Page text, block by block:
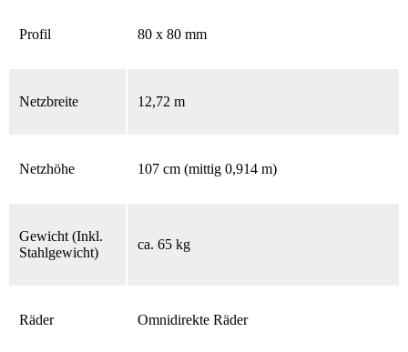
Profil 80 x 80 mm
Netzbreite 12,72 m
Netzhöhe 107 cm (mittig 0,914 m)
Gewicht (Inkl.
Stahlgewicht)
ca. 65 kg
Räder Omnidirekte Räder